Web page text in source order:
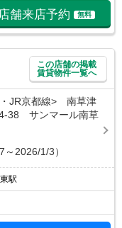
店舗来店予約 無料
この店舗の掲載
賃貸物件一覧へ
JR京都線> 南草津
38 サンマール南草
2026/1/3）
駅